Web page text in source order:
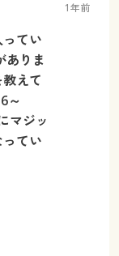
1年前
てい
ありま
えて
～
マジッ
てい